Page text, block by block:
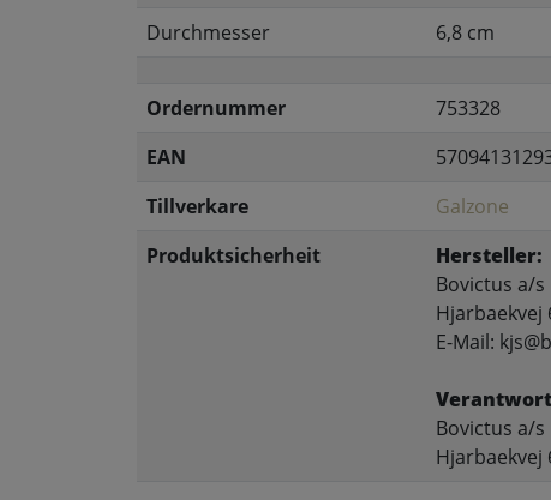
Durchmesser
6,8 cm
Ordernummer
753328
EAN
Tillverkare
Galzone
Produktsicherheit
Hersteller:
Bovictus a/s
Hjarbaekvej
E-Mail:
Bovictus a/s
Hjarbaekvej